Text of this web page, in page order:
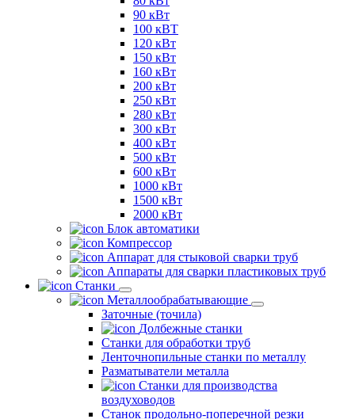
90 кВт
100 кВТ
120 кВт
150 кВт
160 кВт
200 кВт
250 кВт
280 кВт
300 кВт
400 кВт
500 кВт
600 кВт
1000 кВт
1500 кВт
2000 кВт
Блок автоматики
Компрессор
Аппарат для стыковой сварки труб
Аппараты для сварки пластиковых труб
Станки
Металлообрабатывающие
Заточные (точила)
Долбежные станки
Станки для обработки труб
Ленточнопильные станки по металлу
Разматыватели металла
Станки для производства
воздуховодов
Станок продольно-поперечной резки